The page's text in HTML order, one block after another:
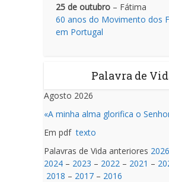
25 de outubro – Fátima
60 anos do Movimento dos
em Portugal
Palavra de
Agosto 2026
«A minha alma glorifica o
Em pdftexto
Palavras de Vida anteriores 2026
2024 – 2023 – 2022 – 2021 –
2018 – 2017 – 2016